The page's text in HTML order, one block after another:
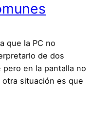
que la PC no
de dos
pero en la pantalla no
situación es que